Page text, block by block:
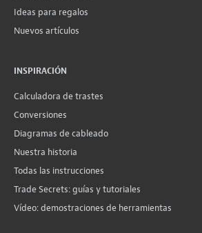
Ideas para regalos
Nuevos artículos
INSPIRACIÓN
Calculadora de trastes
Conversiones
Diagramas de cableado
Nuestra historia
Todas las instrucciones
Trade Secrets: guías y tutoriales
Vídeo: demostraciones de herramientas